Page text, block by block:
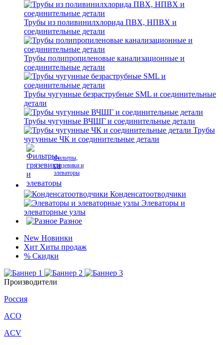
Трубы из поливинилхлорида ПВХ, НПВХ и
соединительные детали
Трубы полипропиленовые канализационные и
соединительные детали
Трубы чугунные безраструбные SML и соединительные
детали
Трубы чугунные ВЧШГ и соединительные детали
Трубы
чугунные ЧК и соединительные детали
Фильтры,
грязевики и
элеваторы
Конденсатоотводчики
Элеваторы и
элеваторные узлы
Разное
New Новинки
Хит Хиты продаж
% Скидки
Производители
Россия
ACO
ACV